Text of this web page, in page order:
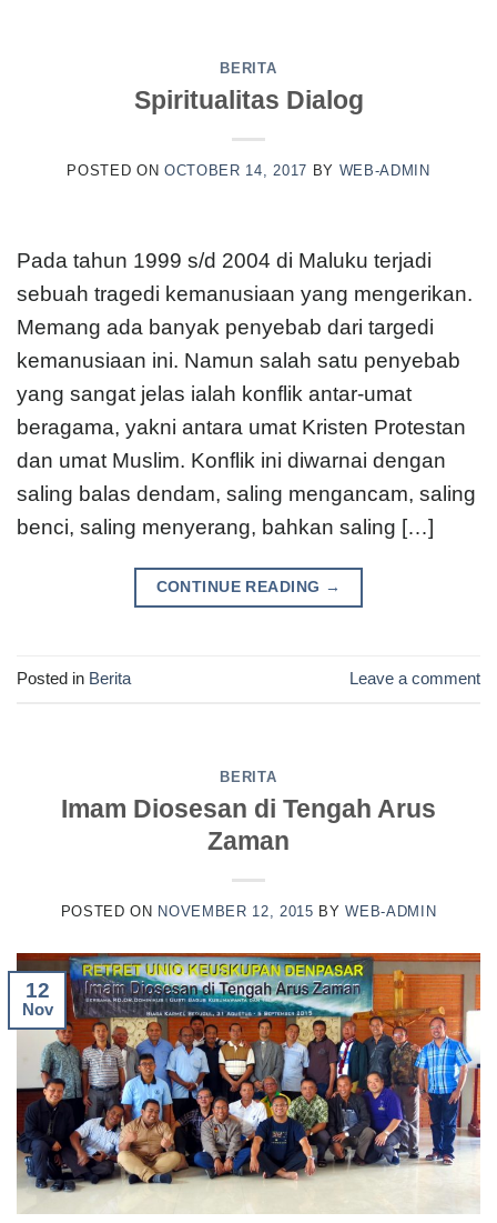
BERITA
Spiritualitas Dialog
POSTED ONOCTOBER 14, 2017 BY WEB-ADMIN
Pada tahun 1999 s/d 2004 di Maluku terjadi
sebuah tragedi kemanusiaan yang mengerikan.
Memang ada banyak penyebab dari targedi
kemanusiaan ini. Namun salah satu penyebab
yang sangat jelas ialah konflik antar-umat
beragama, yakni antara umat Kristen Protestan
dan umat Muslim. Konflik ini diwarnai dengan
saling balas dendam, saling mengancam, saling
benci, saling menyerang, bahkan saling […]
CONTINUE READING →
Posted in Berita Leave a comment
BERITA
Imam Diosesan di Tengah Arus
Zaman
POSTED ON NOVEMBER 12, 2015 BYWEB-ADMIN
12
Nov